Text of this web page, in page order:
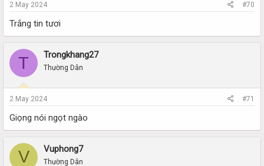
2 May 2024 #70
Trắng tin tươi
T Trongkhang27
Thường Dân
2 May 2024 #71
Giọng nói ngọt ngào
V Vuphong7
Thường Dân